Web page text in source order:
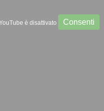
è disattivato Consenti